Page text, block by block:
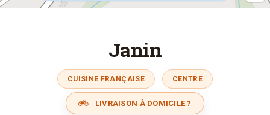
Janin
CUISINE FRANÇAISE CENTRE
LIVRAISON À DOMICILE ?